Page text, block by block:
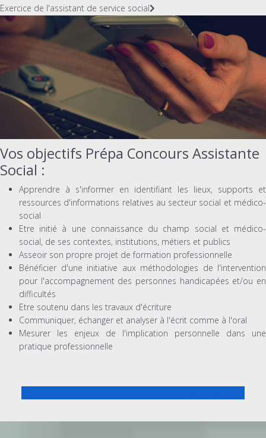
Exercice de l'assistant de service social
Vos objectifs Prépa Concours Assistante
Social :
Apprendre à s'informer en identifiant les lieux, supports et
ressources d'informations relatives au secteur social et médico-
social
Etre initié à une connaissance du champ social et médico-
social, de ses contextes, institutions, métiers et publics
Asseoir son propre projet de formation professionnelle
Bénéficier d'une initiative aux méthodologies de l'intervention
pour l'accompagnement des personnes handicapées et/ou en
difficultés
Etre soutenu dans les travaux d'écriture
Communiquer, échanger et analyser à l'écrit comme à l'oral
Mesurer les enjeux de l'implication personnelle dans une
pratique professionnelle